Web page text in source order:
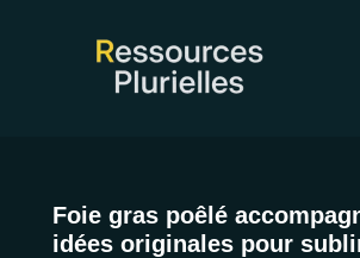
Foie gras poêlé
idées originales pour